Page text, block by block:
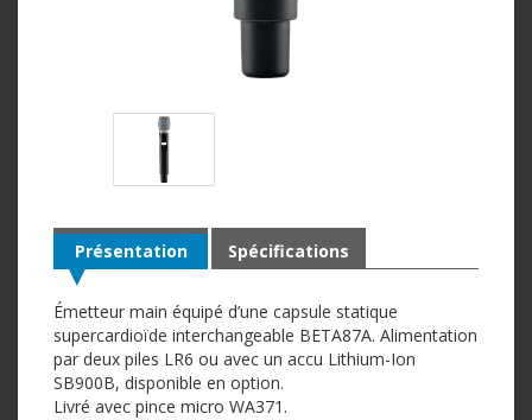
Présentation
Émetteur main équipé d’une capsule statique
supercardioïde interchangeable BETA87A. Alimentation
par deux piles LR6 ou avec un accu Lithium-Ion
SB900B, disponible en option.
Livré avec pince micro WA371.
Spécifications